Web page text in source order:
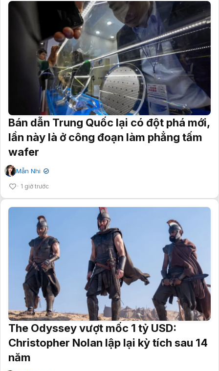
Bán dẫn Trung Quốc lại có đột phá mới,
lần này là ở công đoạn làm phẳng tấm
wafer
Mẫn Nhi ✔
1 giờ trước
The Odyssey vượt mốc 1 tỷ USD:
Christopher Nolan lập lại kỳ tích sau 14
năm